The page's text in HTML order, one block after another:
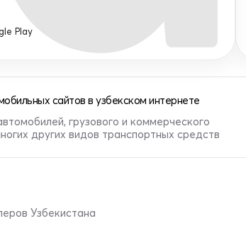
Play
сайтов в узбекском интернете
грузового и коммерческого
других видов транспортных средств
Узбекистана